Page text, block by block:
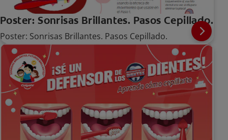
Poster: Sonrisas Brillantes. Pasos Cepillado.
Poster: Sonrisas Brillantes. Pasos Cepillado.